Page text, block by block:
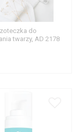
do
twarzy, AD 2178